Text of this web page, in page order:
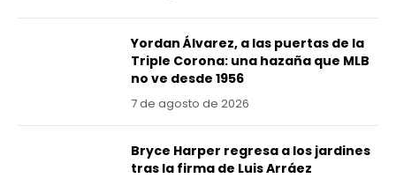
Yordan Álvarez, a las puertas de la
Triple Corona: una hazaña que MLB
no ve desde 1956
7 de agosto de 2026
Bryce Harper regresa a los jardines
tras la firma de Luis Arráez